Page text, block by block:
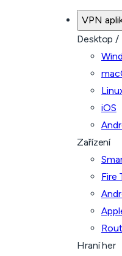
VPN
Desktop /
iOS
Zařízení
Fire
Hraní her